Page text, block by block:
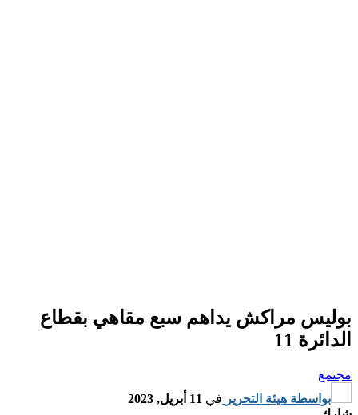
بوليس مراكش يداهم سبع مقاهي بقطاع
الدائرة 11
مجتمع
بواسطة هيئة التحرير في 11 أبريل, 2023